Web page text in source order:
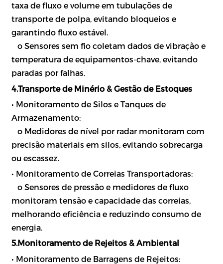
taxa de fluxo e volume em tubulações de
transporte de polpa, evitando bloqueios e
garantindo fluxo estável.
o Sensores sem fio coletam dados de vibração e
temperatura de equipamentos-chave, evitando
paradas por falhas.
4.Transporte de Minério & Gestão de Estoques
• Monitoramento de Silos e Tanques de
Armazenamento:
o Medidores de nível por radar monitoram com
precisão materiais em silos, evitando sobrecarga
ou escassez.
• Monitoramento de Correias Transportadoras:
o Sensores de pressão e medidores de fluxo
monitoram tensão e capacidade das correias,
melhorando eficiência e reduzindo consumo de
energia.
5.Monitoramento de Rejeitos & Ambiental
• Monitoramento de Barragens de Rejeitos: